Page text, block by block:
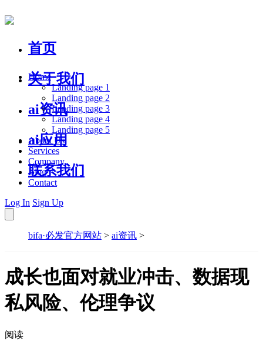
首页
关于我们
ai资讯
ai应用
联系我们
Home
Landing page 1
Landing page 2
Landing page 3
Landing page 4
Landing page 5
About Us
Services
Company
Blog
Contact
Log In Sign Up
bifa·必发官方网站 > ai资讯 >
成长也面对就业冲击、数据现
私风险、伦理争议
阅读